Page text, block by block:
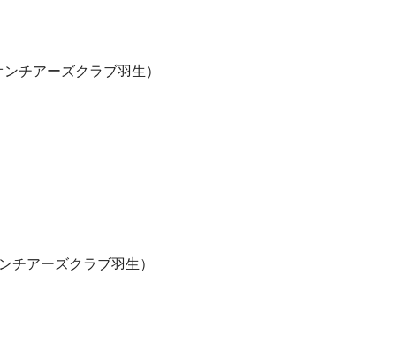
ンチアーズクラブ羽生）
チアーズクラブ羽生）